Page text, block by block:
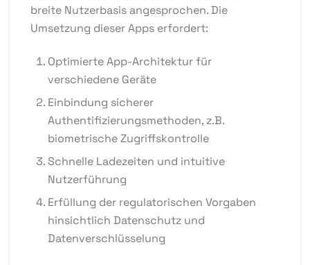
breite Nutzerbasis angesprochen. Die
Umsetzung dieser Apps erfordert:
Optimierte App-Architektur für
verschiedene Geräte
Einbindung sicherer
Authentifizierungsmethoden, z.B.
biometrische Zugriffskontrolle
Schnelle Ladezeiten und intuitive
Nutzerführung
Erfüllung der regulatorischen Vorgaben
hinsichtlich Datenschutz und
Datenverschlüsselung